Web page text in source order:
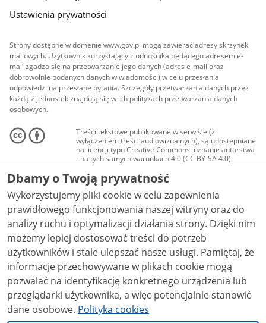
Ustawienia prywatności
Strony dostępne w domenie www.gov.pl mogą zawierać adresy skrzynek
mailowych. Użytkownik korzystający z odnośnika będącego adresem e-
mail zgadza się na przetwarzanie jego danych (adres e-mail oraz
dobrowolnie podanych danych w wiadomości) w celu przesłania
odpowiedzi na przesłane pytania. Szczegóły przetwarzania danych przez
każdą z jednostek znajdują się w ich politykach przetwarzania danych
osobowych.
Treści tekstowe publikowane w serwisie (z
wyłączeniem treści audiowizualnych), są udostępniane
na licencji typu Creative Commons: uznanie autorstwa
- na tych samych warunkach 4.0 (CC BY-SA 4.0).
Materiały audiowizualne, w tym zdjęcia, materiały
audio i wideo, są udostępniane na licencji typu
Creative Commons: uznanie autorstwa użycie
niekomercyjne - bez utworów zależnych 4.0 (CC BY-
NC-ND 4.0), o ile nie jest to stwierdzone inaczej.
Dbamy o Twoją prywatność
Wykorzystujemy pliki cookie w celu zapewnienia
prawidłowego funkcjonowania naszej witryny oraz do
analizy ruchu i optymalizacji działania strony. Dzięki nim
możemy lepiej dostosować treści do potrzeb
użytkowników i stale ulepszać nasze usługi. Pamiętaj, że
informacje przechowywane w plikach cookie mogą
pozwalać na identyfikację konkretnego urządzenia lub
przeglądarki użytkownika, a więc potencjalnie stanowić
dane osobowe. Polityka cookies